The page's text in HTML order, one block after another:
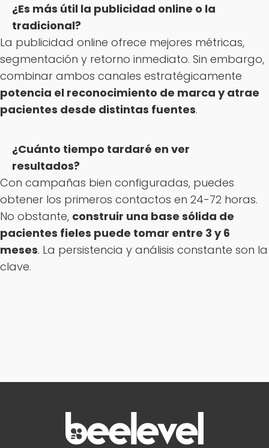
¿Es más útil la publicidad online o la
tradicional?
La publicidad online ofrece mejores métricas,
segmentación y retorno inmediato. Sin embargo,
combinar ambos canales estratégicamente
potencia el reconocimiento de marca y atrae
pacientes desde distintas fuentes.
¿Cuánto tiempo tardaré en ver
resultados?
Con campañas bien configuradas, puedes
obtener los primeros contactos en 24-72 horas.
No obstante, construir una base sólida de
pacientes fieles puede tomar entre 3 y 6
meses. La persistencia y análisis constante son la
clave.